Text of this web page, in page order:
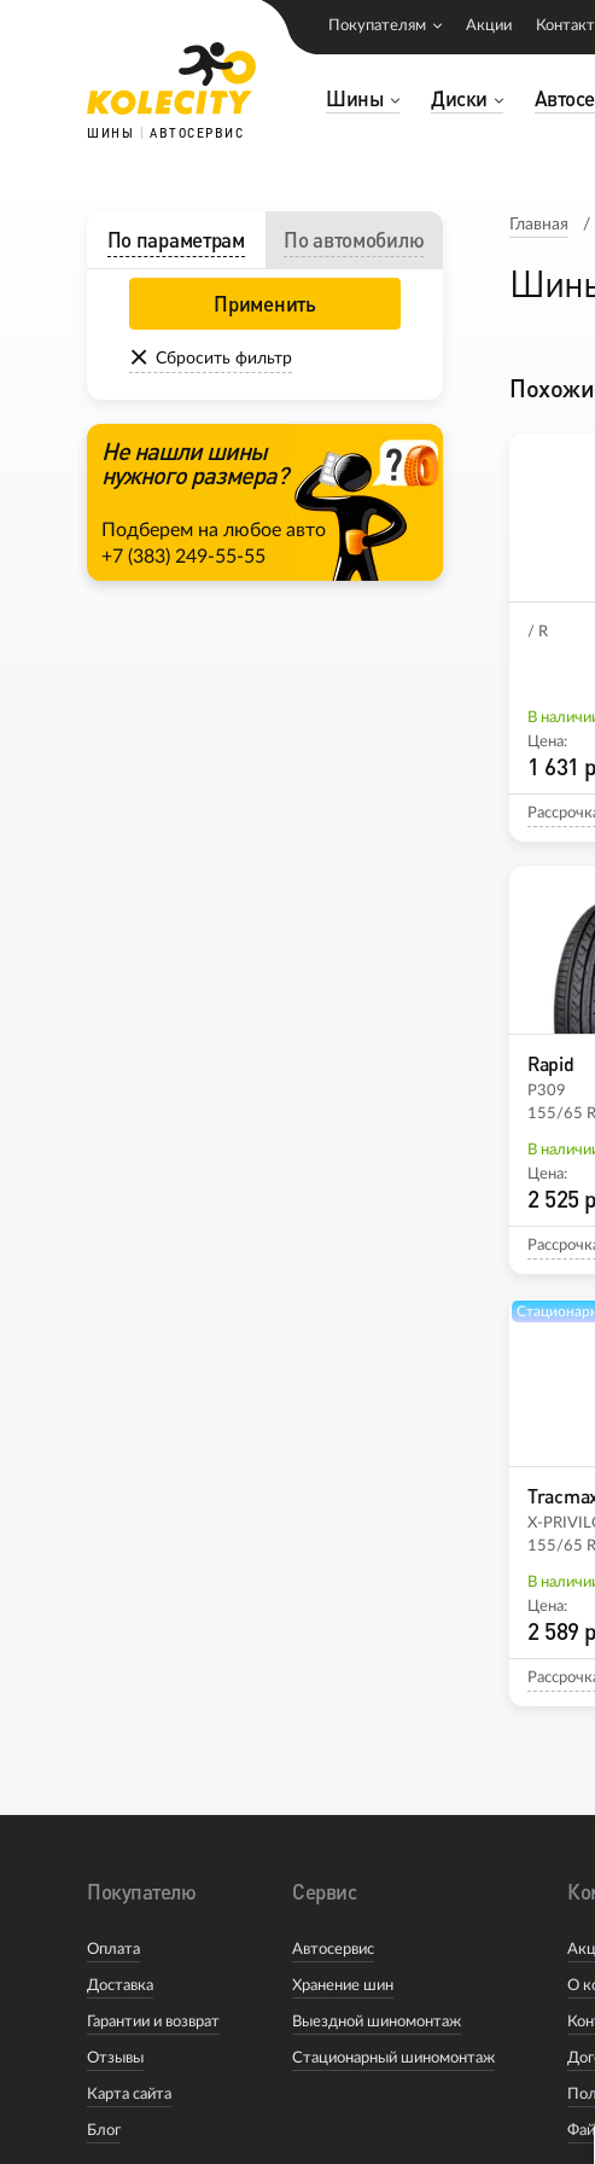
ШИНЫ АВТОСЕРВИС
Шины Диски
Покупателям Акции
Главная
По параметрам По автомобилю
Применить
Сбросить фильтр
Не нашли шины
нужного размера?
Подберем на любое авто
+7 (383) 249-55-55
/ R
В
Цена:
1 631
Rapid
P309
155/65
В
Цена:
2 525
X-
155/65
В
Цена:
2 589
Покупателю
Оплата
Доставка
Гарантии и возврат
Отзывы
Карта сайта
Блог
Сервис
Автосервис
Хранение шин
Выездной шиномонтаж
Стационарный шиномонтаж
О